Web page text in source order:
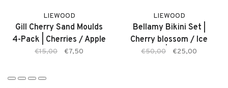
• Sneldrogend
• Comfortabele pasvorm
• Ideaal voor strand en zwembad
LIEWOOD
Gill Cherry Sand Moulds
4-Pack | Cherries / Apple
Blossom
€15,00 €7,50
LIEWOOD
Bellamy Bikini Set |
Cherry blossom / Ice
blue | Bikini
€50,00 €25,00